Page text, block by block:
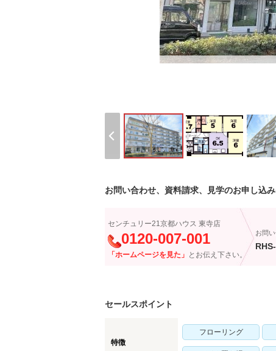
お問い合わせ、資料請求、見学のお申し込
センチュリー21京都ハウス 東寺店
0120-007-001
「ホームページを見た」 とお伝え下さい。
お問
セールスポイント
特徴
フローリング